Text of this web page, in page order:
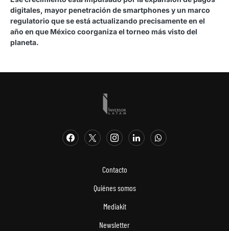
digitales, mayor penetración de smartphones y un marco
regulatorio que se está actualizando precisamente en el
año en que México coorganiza el torneo más visto del
planeta.
Contacto
Quiénes somos
Mediakit
Newsletter